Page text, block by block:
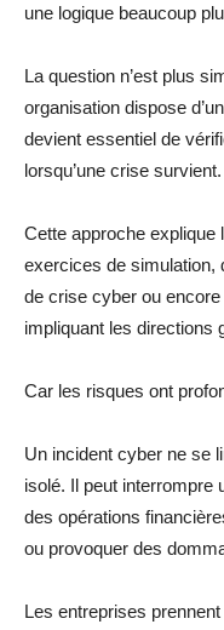
une logique beaucoup
La question n’est plus
organisation dispose
devient essentiel de
lorsqu’une crise survient.
Cette approche explique
exercices de simulation,
de crise cyber ou
impliquant les directions
Car les risques ont
Un incident cyber ne se
isolé. Il peut interrompre
des opérations
ou provoquer des
Les entreprises